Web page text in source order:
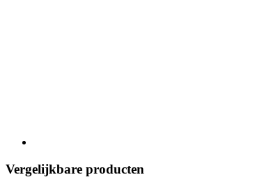
Vergelijkbare producten